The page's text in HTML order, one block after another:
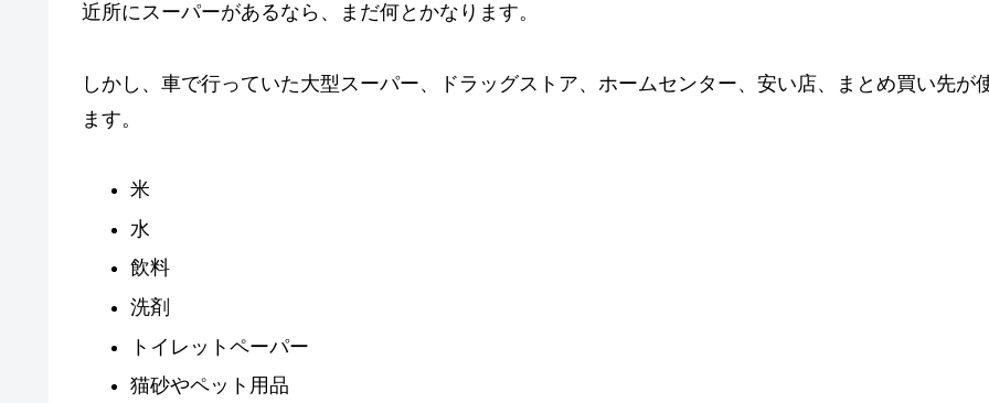
近所にスーパーがあるなら、まだ何とかなります。
しかし、車で行っていた大型スーパー、ドラッグストア、ホームセンター、安い店、まとめ買い先
ます。
米
水
飲料
洗剤
トイレットペーパー
猫砂やペット用品